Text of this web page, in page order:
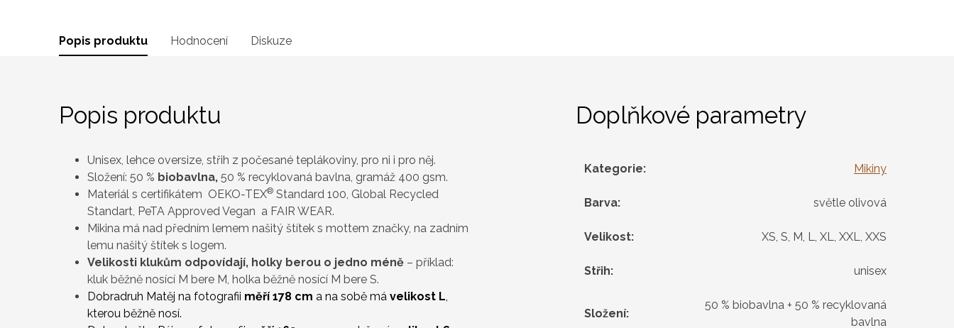
Popis produktu Hodnocení Diskuze
Popis produktu
Unisex, lehce oversize, střih z počesané teplákoviny, pro ni i pro něj.
Složení: 50 % biobavlna, 50 % recyklovaná bavlna, gramáž 400 gsm.
Materiál s certifikátem OEKO-TEX® Standard 100, Global Recycled
Standart, PeTA Approved Vegan a FAIR WEAR.
Mikina má nad předním lemem našitý štítek s mottem značky, na zadním
lemu našitý štítek s logem.
Velikosti klukům odpovídají, holky berou o jedno méně – příklad:
kluk běžně nosící M bere M, holka běžně nosící M bere S.
Dobradruh Matěj na fotografii měří 178 cm a na sobě má velikost L
kterou běžně nosí.
Doplňkové parametry
Kategorie: Mikiny
Barva: světle olivová
Velikost: XS, S, M, L, XL, XXL, XXS
Střih: unisex
Složení:
50 % biobavlna + 50 % recyklovaná
bavlna